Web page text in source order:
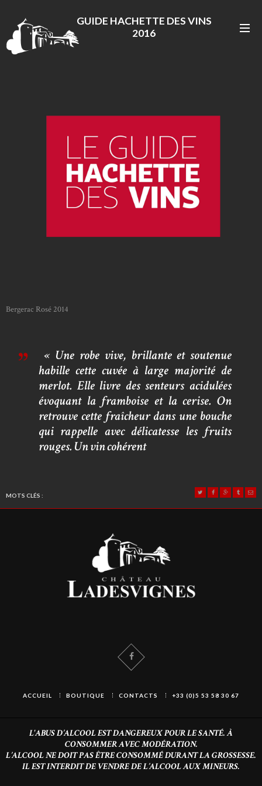
GUIDE HACHETTE DES VINS
2016
Bergerac Rosé 2014
« Une robe vive, brillante et soutenue
habille cette cuvée à large majorité de
merlot. Elle livre des senteurs acidulées
évoquant la framboise et la cerise. On
retrouve cette fraîcheur dans une bouche
qui rappelle avec délicatesse les fruits
rouges. Un vin cohérent
MOTS CLÉS :
ACCUEIL BOUTIQUE CONTACTS +33 (0)5 53 58 30 67
L'ABUS D’ALCOOL EST DANGEREUX POUR LE SANTÉ. À
CONSOMMER AVEC MODÉRATION.
L’ALCOOL NE DOIT PAS ÊTRE CONSOMMÉ DURANT LA GROSSESSE.
IL EST INTERDIT DE VENDRE DE L’ALCOOL AUX MINEURS.